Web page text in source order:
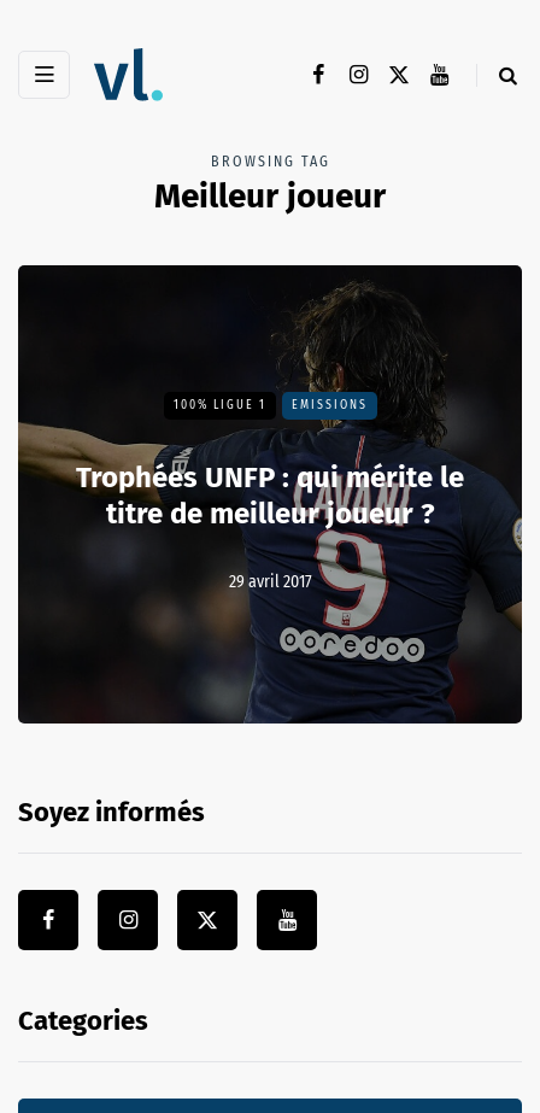
BROWSING TAG
Meilleur joueur
100% LIGUE 1 EMISSIONS
Trophées UNFP : qui mérite le
titre de meilleur joueur ?
29 avril 2017
Soyez informés
Categories